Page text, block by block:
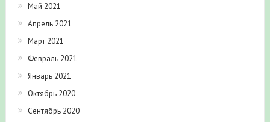
Май 2021
Апрель 2021
Март 2021
Февраль 2021
Январь 2021
Октябрь 2020
Сентябрь 2020